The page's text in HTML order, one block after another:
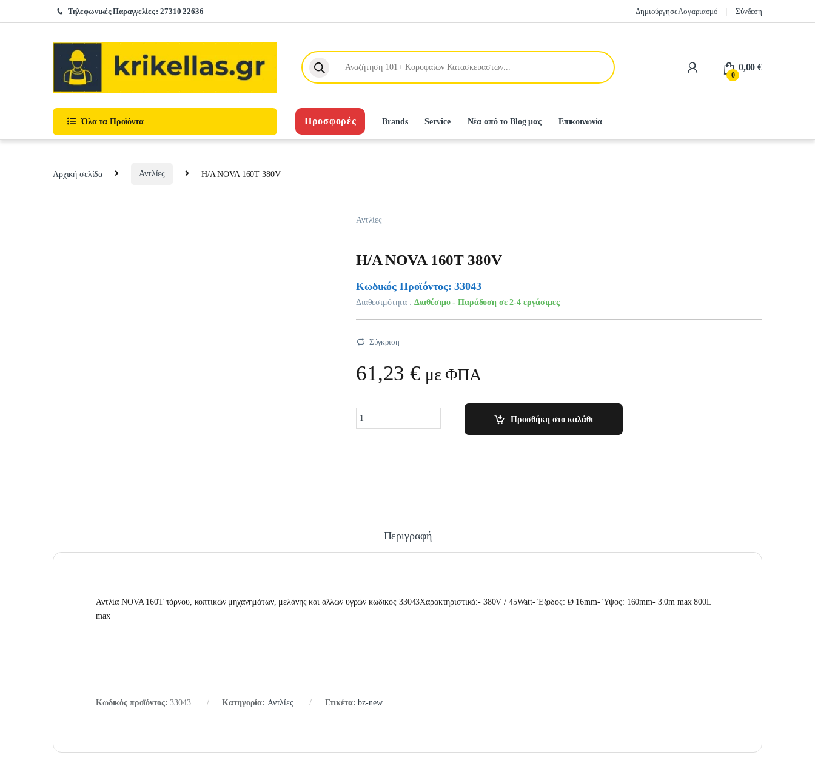
Skip to navigation
Τηλεφωνικές Παραγγελίες : 27310 22636 Δημιούργησε Λογαριασμό Σύνδεση
Products search
0
0,00€
Όλα τα Προϊόντα Προσφορές Brands Service Νέα από το Blog μας Επικοινωνία
Αρχική σελίδα Αντλίες H/A NOVA 160T 380V
Αντλίες
H/A NOVA 160T 380V
Κωδικός Προϊόντος: 33043
Διαθεσιμότητα : Διαθέσιμο - Παράδοση σε 2-4 εργάσιμες
Σύγκριση
61,23€ με ΦΠΑ
Προσθήκη στο καλάθι
Περιγραφή
Αντλία NOVA 160T τόρνου, κοπτικών μηχανημάτων, μελάνης και άλλων υγρών κωδικός 33043Χαρακτηριστικά:- 380V / 45Watt- Έξοδος: Ø 16mm- Ύψος: 160mm- 3.0m max 800L
max
Κωδικός προϊόντος:33043 Κατηγορία: Αντλίες Ετικέτα:bz-new